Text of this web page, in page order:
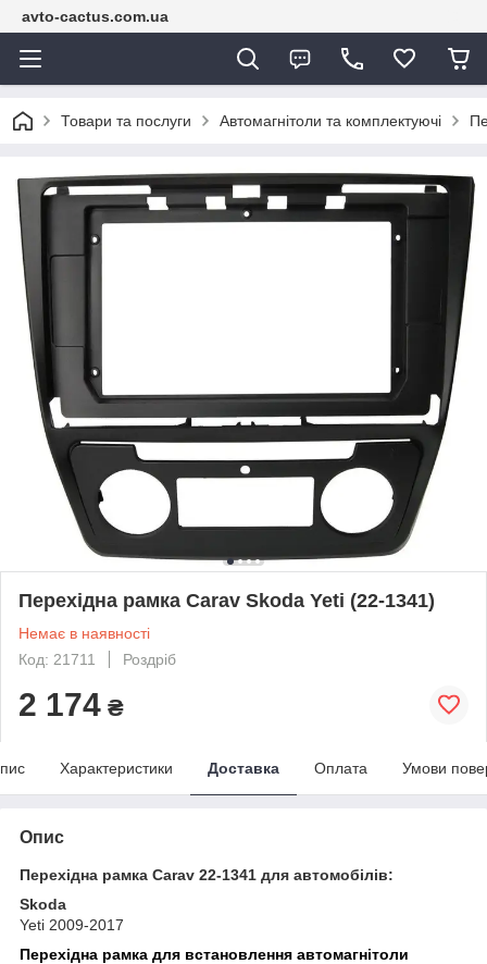
avto-cactus.com.ua
Товари та послуги Автомагнітоли та комплектуючі
Перехідна рамка Carav Skoda Yeti (22-1341)
Немає в наявності
Код: 21711
Роздріб
2 174 ₴
Характеристики Доставка Оплата Умови
Опис
Перехідна рамка Carav 22-1341 для автомобілів:
Skoda
Yeti 2009-2017
Перехідна рамка для встановлення автомагнітоли